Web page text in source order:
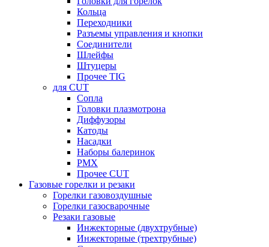
Кольца
Переходники
Разъемы управления и кнопки
Соединители
Шлейфы
Штуцеры
Прочее TIG
для CUT
Сопла
Головки плазмотрона
Диффузоры
Катоды
Насадки
Наборы балеринок
PMX
Прочее CUT
Газовые горелки и резаки
Горелки газовоздушные
Горелки газосварочные
Резаки газовые
Инжекторные (двухтрубные)
Инжекторные (трехтрубные)